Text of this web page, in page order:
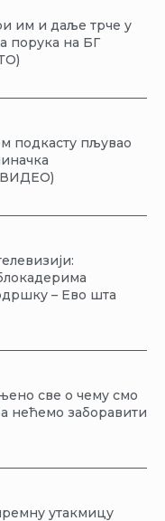
им и даље трче у
порука на БГ
подкасту пљувао
– Ево шта
све о чему смо
нећемо заборавити
утакмицу